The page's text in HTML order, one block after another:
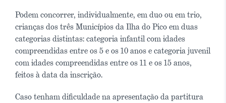
Podem concorrer, individualmente, em duo ou em trio,
crianças dos três Municípios da Ilha do Pico em duas
categorias distintas: categoria infantil com idades
compreendidas entre os 5 e os 10 anos e categoria juvenil
com idades compreendidas entre os 11 e os 15 anos,
feitos à data da inscrição.
Caso tenham dificuldade na apresentação da partitura